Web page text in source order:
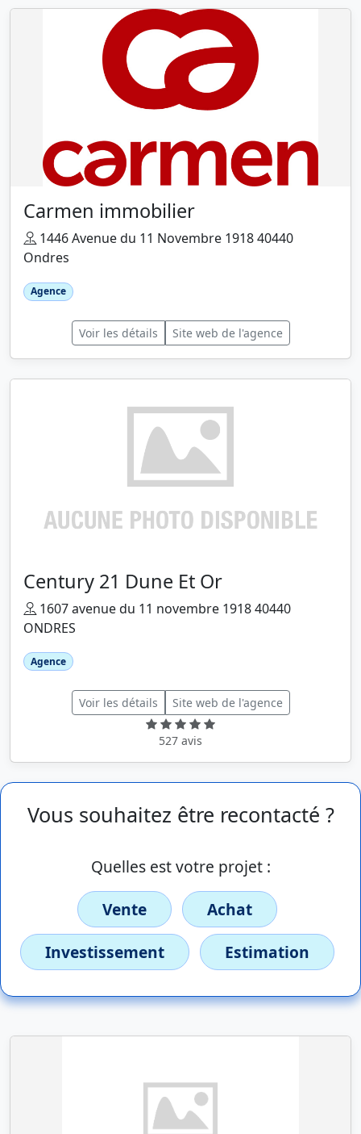
Carmen immobilier
1446 Avenue du 11 Novembre 1918 40440
Ondres
Agence
Voir les détails Site web de l'agence
Century 21 Dune Et Or
1607 avenue du 11 novembre 1918 40440
ONDRES
Agence
Voir les détails Site web de l'agence
527 avis
Vous souhaitez être recontacté ?
Quelles est votre projet :
Vente
Achat
Investissement
Estimation